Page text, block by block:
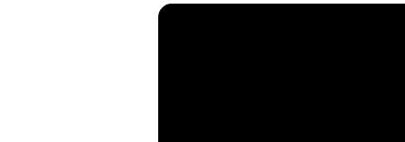
즘은, 이직과 커리어 사이에서 흔들리는 직장